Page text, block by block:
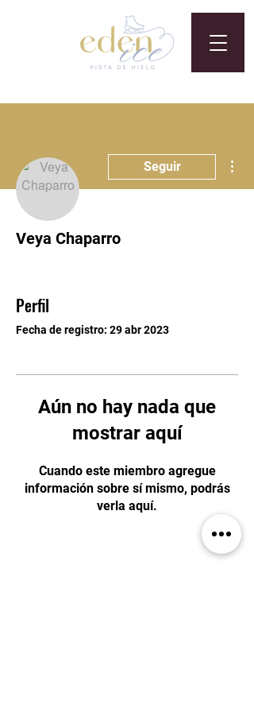
Seguir
Veya Chaparro
Perfil
Fecha de registro: 29 abr 2023
Aún no hay nada que
mostrar aquí
Cuando este miembro agregue
información sobre sí mismo, podrás
verla aquí.